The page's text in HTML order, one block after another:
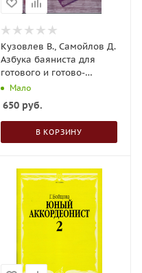
Кузовлев В., Самойлов Д.
Азбука баяниста для
готового и готово-
выборного баяна
Мало
650 руб.
В КОРЗИНУ